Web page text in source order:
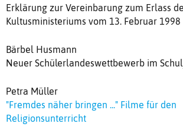
Erklärung zur Vereinbarung zum Erlass
Kultusministeriums vom 13. Februar 1998
Bärbel Husmann
Neuer Schülerlandeswettbewerb im
Petra Müller
"Fremdes näher bringen ..." Filme für den
Religionsunterricht